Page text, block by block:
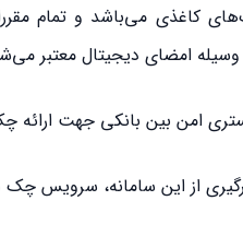
کاغذی می‌باشد و تمام
امضای دیجیتال معتبر
امن بین بانکی جهت
از این سامانه، سرویس چک